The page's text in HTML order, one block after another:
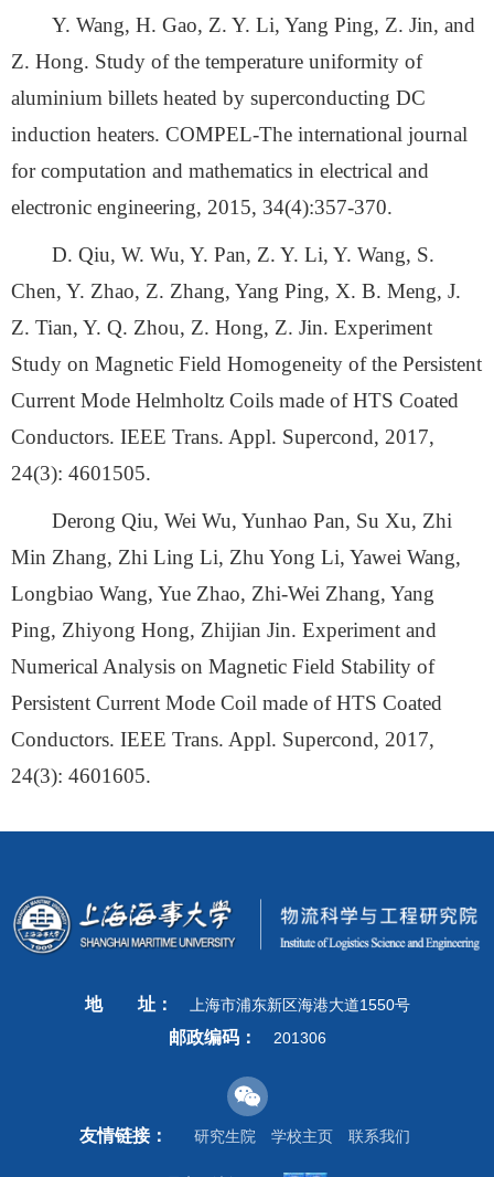
Y. Wang, H. Gao, Z. Y. Li, Yang Ping, Z. Jin, and
Z. Hong. Study of the temperature uniformity of
aluminium billets heated by superconducting DC
induction heaters. COMPEL-The international journal
for computation and mathematics in electrical and
electronic engineering, 2015, 34(4):357-370.
D. Qiu, W. Wu, Y. Pan, Z. Y. Li, Y. Wang, S.
Chen, Y. Zhao, Z. Zhang, Yang Ping, X. B. Meng, J.
Z. Tian, Y. Q. Zhou, Z. Hong, Z. Jin. Experiment
Study on Magnetic Field Homogeneity of the Persistent
Current Mode Helmholtz Coils made of HTS Coated
Conductors. IEEE Trans. Appl. Supercond, 2017,
24(3): 4601505.
Derong Qiu, Wei Wu, Yunhao Pan, Su Xu, Zhi
Min Zhang, Zhi Ling Li, Zhu Yong Li, Yawei Wang,
Longbiao Wang, Yue Zhao, Zhi-Wei Zhang, Yang
Ping, Zhiyong Hong, Zhijian Jin. Experiment and
Numerical Analysis on Magnetic Field Stability of
Persistent Current Mode Coil made of HTS Coated
Conductors. IEEE Trans. Appl. Supercond, 2017,
24(3): 4601605.
地 址： 上海市浦东新区海港大道1550号
邮政编码： 201306
友情链接： 研究生院 学校主页 联系我们